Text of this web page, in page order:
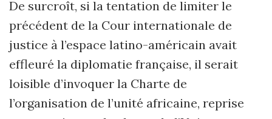
De surcroît, si la tentation de limiter le
précédent de la Cour internationale de
justice à l’espace latino-américain avait
effleuré la diplomatie française, il serait
loisible d’invoquer la Charte de
l’organisation de l’unité africaine, reprise